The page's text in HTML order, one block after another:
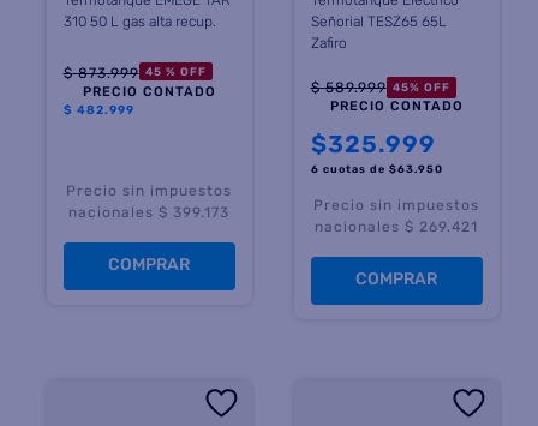
310 50 L gas alta recup.
$ 873.999 45 % OFF
PRECIO CONTADO
$ 482.999
Precio sin impuestos
nacionales $ 399.173
COMPRAR
Señorial TESZ65 65L
Zafiro
$ 589.999 45% OFF
PRECIO CONTADO
$325.999
6 cuotas de $63.950
Precio sin impuestos
nacionales $ 269.421
COMPRAR